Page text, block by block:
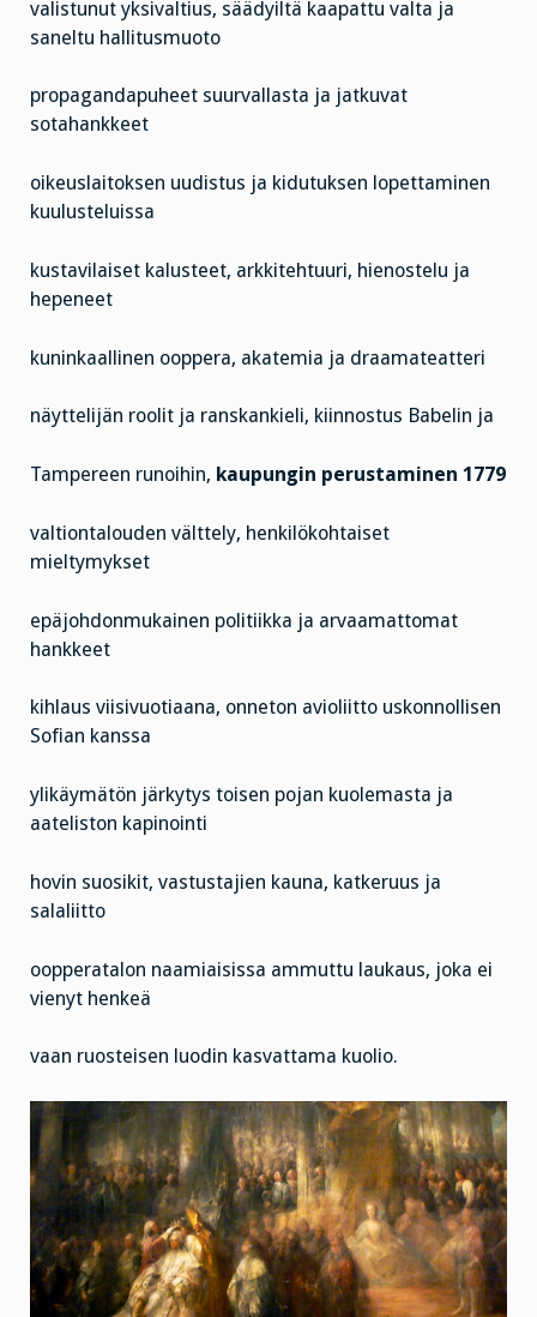
valistunut yksivaltius, säädyiltä kaapattu valta ja
saneltu hallitusmuoto
propagandapuheet suurvallasta ja jatkuvat
sotahankkeet
oikeuslaitoksen uudistus ja kidutuksen lopettaminen
kuulusteluissa
kustavilaiset kalusteet, arkkitehtuuri, hienostelu ja
hepeneet
kuninkaallinen ooppera, akatemia ja draamateatteri
näyttelijän roolit ja ranskankieli, kiinnostus Babelin ja
Tampereen runoihin, kaupungin perustaminen 1779
valtiontalouden välttely, henkilökohtaiset
mieltymykset
epäjohdonmukainen politiikka ja arvaamattomat
hankkeet
kihlaus viisivuotiaana, onneton avioliitto uskonnollisen
Sofian kanssa
ylikäymätön järkytys toisen pojan kuolemasta ja
aateliston kapinointi
hovin suosikit, vastustajien kauna, katkeruus ja
salaliitto
oopperatalon naamiaisissa ammuttu laukaus, joka ei
vienyt henkeä
vaan ruosteisen luodin kasvattama kuolio.